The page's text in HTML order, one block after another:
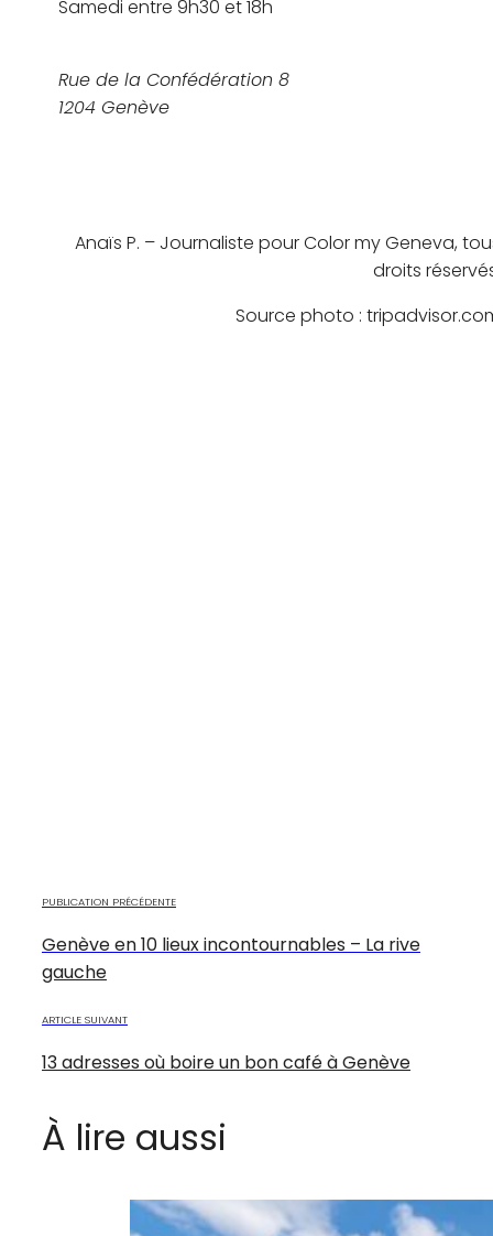
Samedi entre 9h30 et 18h
Rue de la Confédération 8
1204 Genève
Anaïs P. – Journaliste pour Color my Geneva,
droits
Source photo :
PUBLICATION PRÉCÉDENTE
Genève en 10 lieux incontournables – La rive
gauche
ARTICLE SUIVANT
13 adresses où boire un bon café à Genève
À lire aussi